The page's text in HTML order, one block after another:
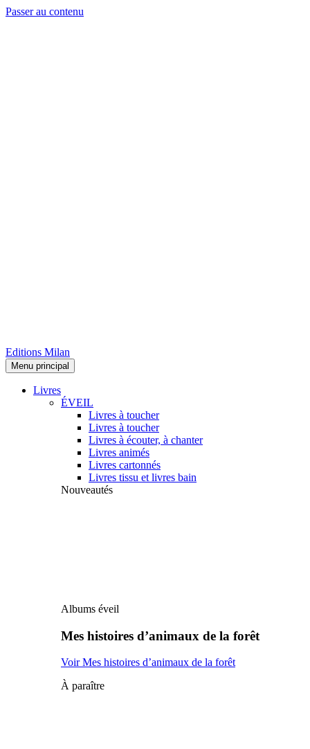
Passer au contenu
Editions Milan
Menu principal
Livres
ÉVEIL
Livres à toucher
Livres à toucher
Livres à écouter, à chanter
Livres animés
Livres cartonnés
Livres tissu et livres bain
Nouveautés
Albums éveil
Mes histoires d’animaux de la forêt
Voir Mes histoires d’animaux de la forêt
À paraître